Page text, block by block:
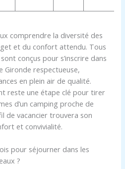
comprendre la diversité des
et du confort attendu. Tous
conçus pour s’inscrire dans
Gironde respectueuse,
en plein air de qualité.
reste une étape clé pour tirer
d’un camping proche de
de vacancier trouvera son
et convivialité.
pour séjourner dans les
?